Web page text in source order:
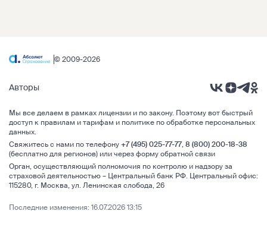
© 2009-2026
Авторы
Мы все делаем в рамкахлицензии и по закону. Поэтому вот быстрый
доступ к правилам и тарифам и политике по обработке персональных
данных.
Орган, осуществляющий полномочия по контролю и надзору за
страховой деятельностью – Центральный банк РФ. Центральный офис:
115280, г. Москва,ул. Ленинская слобода, 26
Свяжитесь с нами по телефону+7 (495) 025-77-77,8 (800) 200-18-38
(бесплатно для регионов) или черезформу обратной связи
Последние изменения: 16.07.2026 13:15